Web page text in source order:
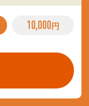
10,000 円